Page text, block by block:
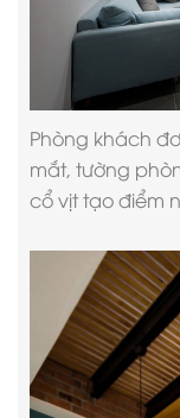
Phòng khách
mắt, tường
cổ vịt tạo điểm